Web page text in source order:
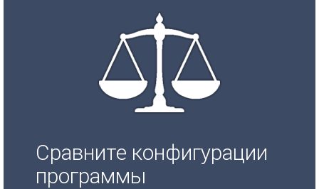
Сравните конфигурации
программы